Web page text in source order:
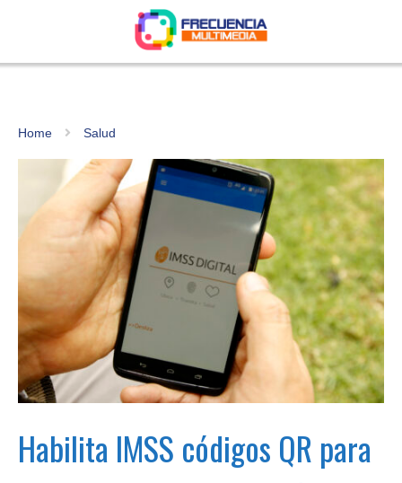
Home Salud
Habilita IMSS códigos QR para